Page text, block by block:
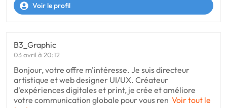
Voir le profil
B3_Graphic
03 avril à 20:12
Bonjour, votre offre m'intéresse. Je suis directeur
artistique et web designer UI/UX. Créateur
d'expériences digitales et print, je crée et améliore
votre communication globale pour vous ren Voir tout le